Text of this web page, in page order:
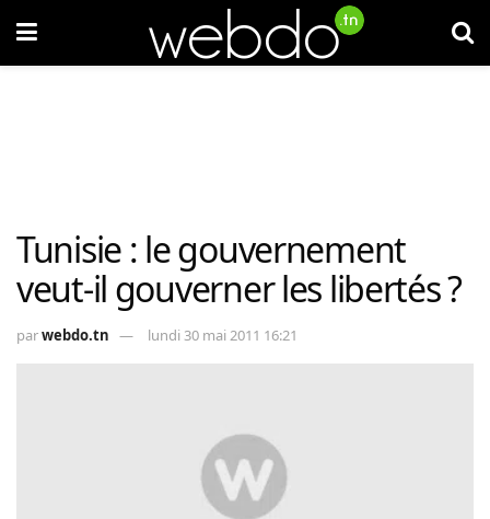
Tunisie : le gouvernement
veut-il gouverner les libertés ?
parwebdo.tn lundi 30 mai 2011 16:21